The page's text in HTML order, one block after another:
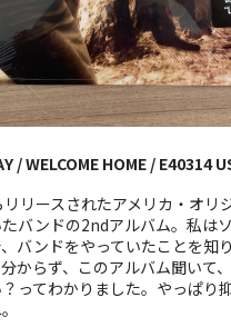
/ WELCOME HOME / E40314
リースされたアメリカ・オリ
バンドの2ndアルバム。私は
バンドをやっていたことを知
からず、このアルバム聞いて
ってわかりました。やっぱり